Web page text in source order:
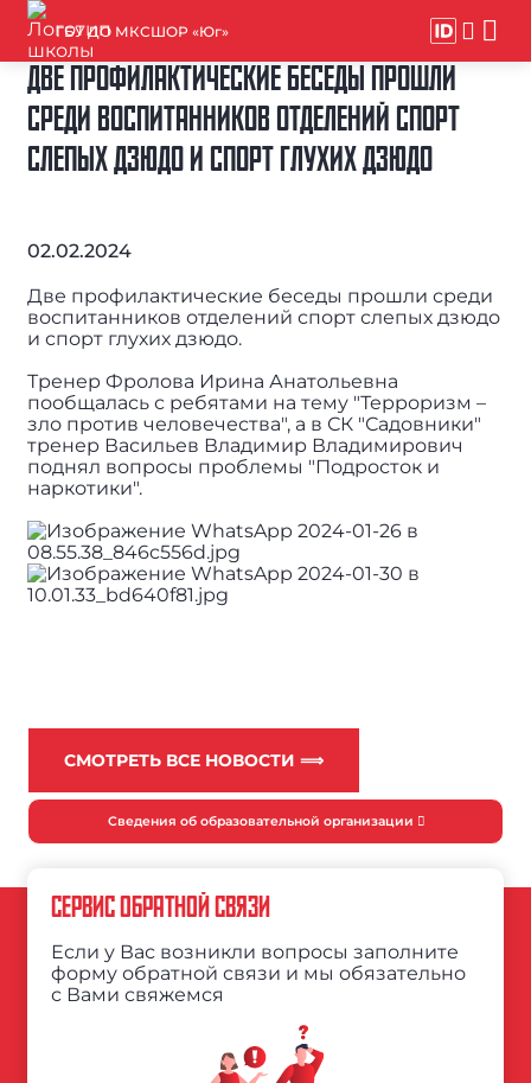
ГБУ ДО МКСШОР «Юг»
ДВЕ ПРОФИЛАКТИЧЕСКИЕ БЕСЕДЫ ПРОШЛИ
СРЕДИ ВОСПИТАННИКОВ ОТДЕЛЕНИЙ СПОРТ
СЛЕПЫХ ДЗЮДО И СПОРТ ГЛУХИХ ДЗЮДО
02.02.2024
Две профилактические беседы прошли среди
воспитанников отделений спорт слепых дзюдо
и спорт глухих дзюдо.
Тренер Фролова Ирина Анатольевна
пообщалась с ребятами на тему "Терроризм –
зло против человечества", а в СК "Садовники"
тренер Васильев Владимир Владимирович
поднял вопросы проблемы "Подросток и
наркотики".
СМОТРЕТЬ ВСЕ НОВОСТИ ⟹
Сведения об образовательной организации
СЕРВИС ОБРАТНОЙ СВЯЗИ
Если у Вас возникли вопросы заполните
форму обратной связи и мы обязательно
с Вами свяжемся